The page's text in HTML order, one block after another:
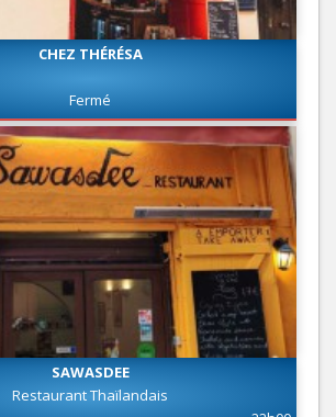
CHEZ THÉRÉSA
Fermé
SAWASDEE
Restaurant Thaïlandais